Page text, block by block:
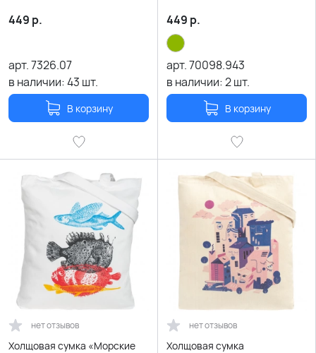
449 р.
арт.7326.07
в наличии:43 шт.
В корзину
449 р.
арт.70098.943
в наличии:2шт.
В корзину
нет отзывов
Холщовая сумка «Морские
нет отзывов
Холщовая сумка